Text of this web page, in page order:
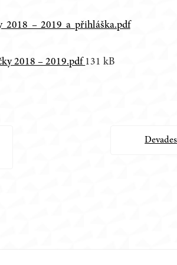
2018 – 2019 a přihláška.pdf
2018 – 2019.pdf 131 kB